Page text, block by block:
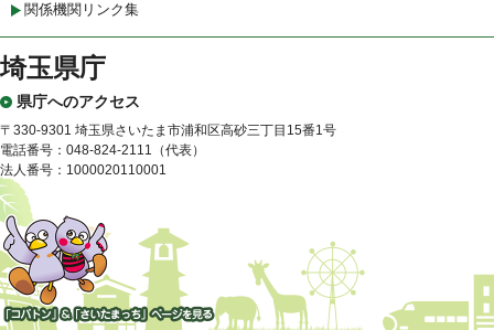
関係機関リンク集
埼玉県庁
県庁へのアクセス
〒330-9301 埼玉県さいたま市浦和区高砂三丁目15番1号
電話番号：048-824-2111（代表）
法人番号：1000020110001
「コバトン」&「さいたまっ